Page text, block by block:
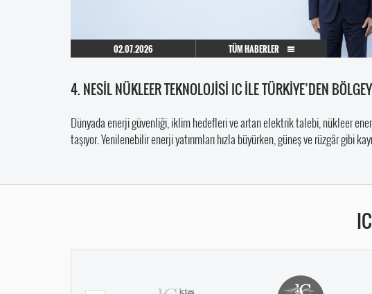
02.07.2026 TÜM HABERLER
4. NESİL NÜKLEER TEKNOLOJİSİ IC İLE TÜRKİYE’DEN
Dünyada enerji güvenliği, iklim hedefleri ve artan elektrik talebi, nükleer
taşıyor. Yenilenebilir enerji yatırımları hızla büyürken, güneş ve rüzgâr gibi